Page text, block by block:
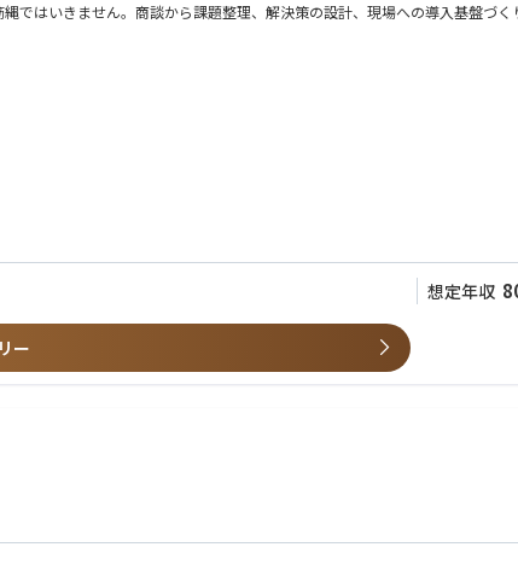
はいきません。商談から課題整理、解決策の設計、現場への導入基盤づく
統括していただきます。
想定年収
ー